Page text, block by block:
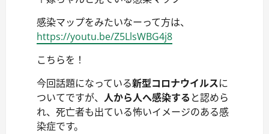
感染マップをみたいなーって方は、
https://youtu.be/Z5LlsWBG4j8
こちらを！
今回話題になっている新型コロナウイルスに
ついてですが、 人から人へ感染する と認めら
れ、死亡者も出ている怖いイメージのある感
染症です。